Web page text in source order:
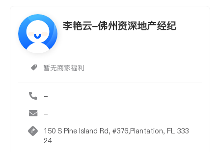
李艳云-佛州资深地产经纪
暂无商家福利
-
-
150 S Pine Island Rd, #376,Plantation, FL 333
24